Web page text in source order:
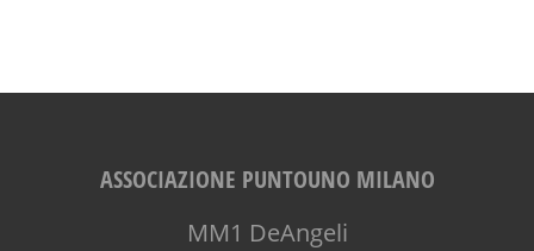
ASSOCIAZIONE PUNTOUNO MILANO
MM1 DeAngeli